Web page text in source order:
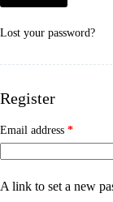
Lost your password?
Register
Email address *Required
A link to set a new